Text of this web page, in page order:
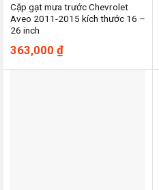
Cặp gạt mưa trước Chevrolet
Aveo 2011-2015 kích thước 16 –
26 inch
363,000 ₫